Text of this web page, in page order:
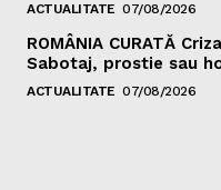
ACTUALITATE 07/08/2026
ROMÂNIA CURATĂ
Sabotaj, prostie sau
ACTUALITATE 07/08/2026